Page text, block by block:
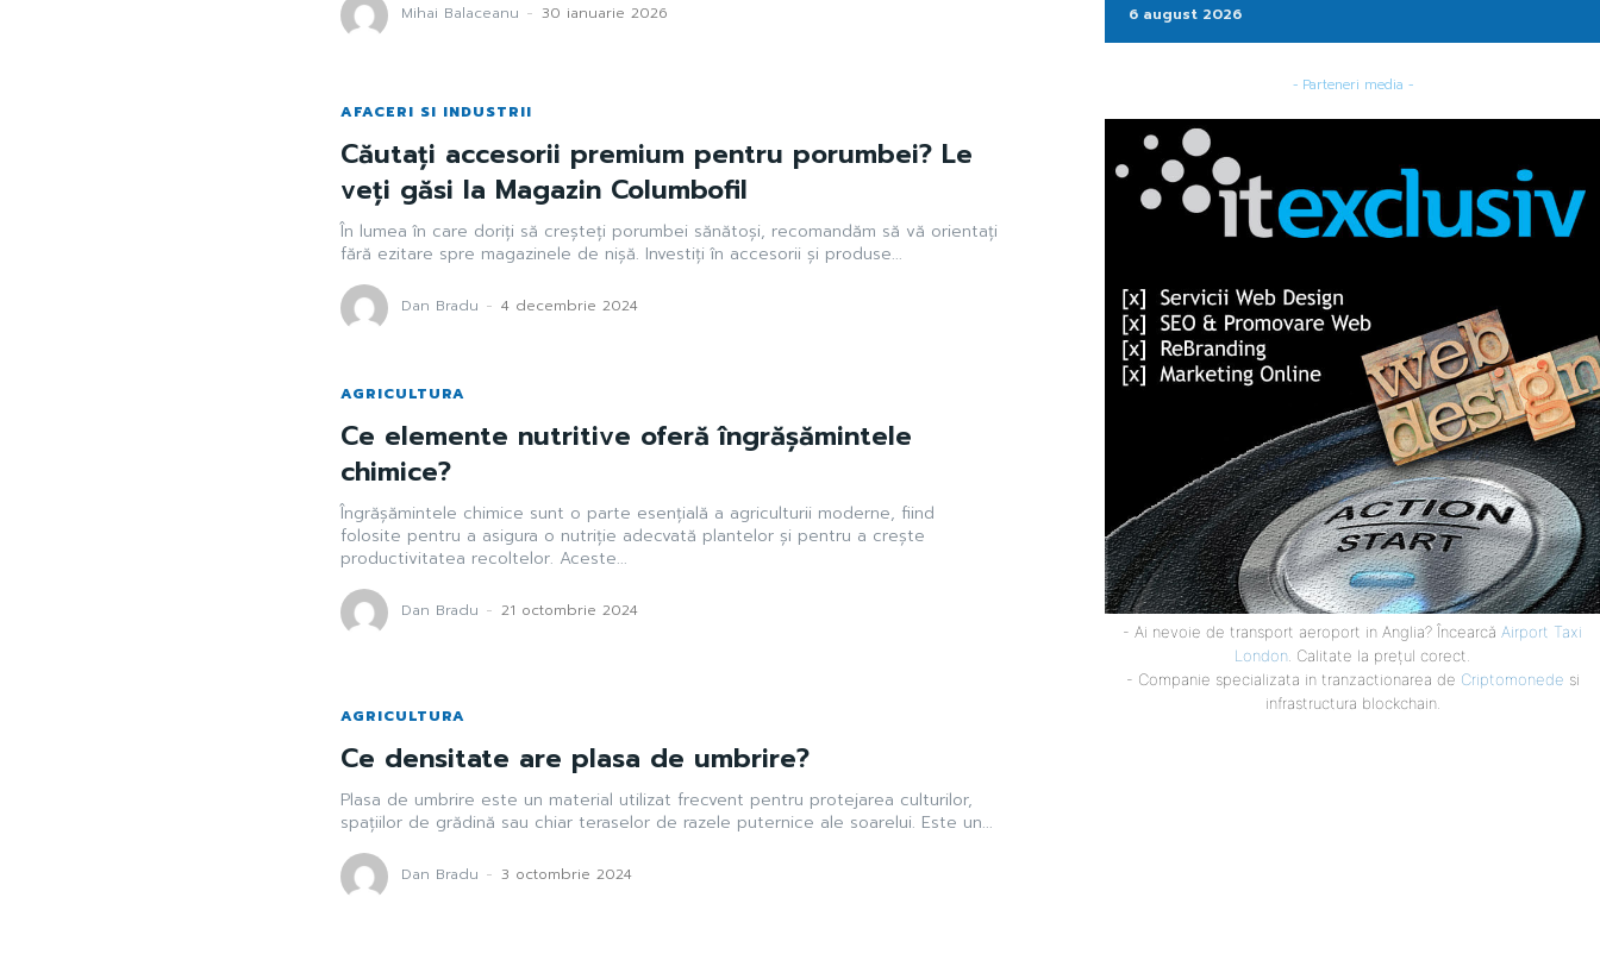
Mihai Balaceanu - 30 ianuarie 2026
AFACERI SI INDUSTRII
Căutați accesorii premium pentru porumbei? Le
veți găsi la Magazin Columbofil
În lumea în care doriți să creșteți porumbei sănătoși, recomandăm să vă orientați
fără ezitare spre magazinele de nișă. Investiți în accesorii și produse...
Dan Bradu - 4 decembrie 2024
AGRICULTURA
Ce elemente nutritive oferă îngrășămintele
chimice?
Îngrășămintele chimice sunt o parte esențială a agriculturii moderne, fiind
folosite pentru a asigura o nutriție adecvată plantelor și pentru a crește
productivitatea recoltelor. Aceste...
Dan Bradu - 21 octombrie 2024
AGRICULTURA
Ce densitate are plasa de umbrire?
Plasa de umbrire este un material utilizat frecvent pentru protejarea culturilor,
spațiilor de grădină sau chiar teraselor de razele puternice ale soarelui. Este un...
Dan Bradu - 3 octombrie 2024
6 august 2026
- Parteneri media -
- Ai nevoie de transport aeroport in Anglia? Încearcă Airport Taxi
London . Calitate la prețul corect.
- Companie specializata in tranzactionarea de Criptomonede si
infrastructura blockchain.